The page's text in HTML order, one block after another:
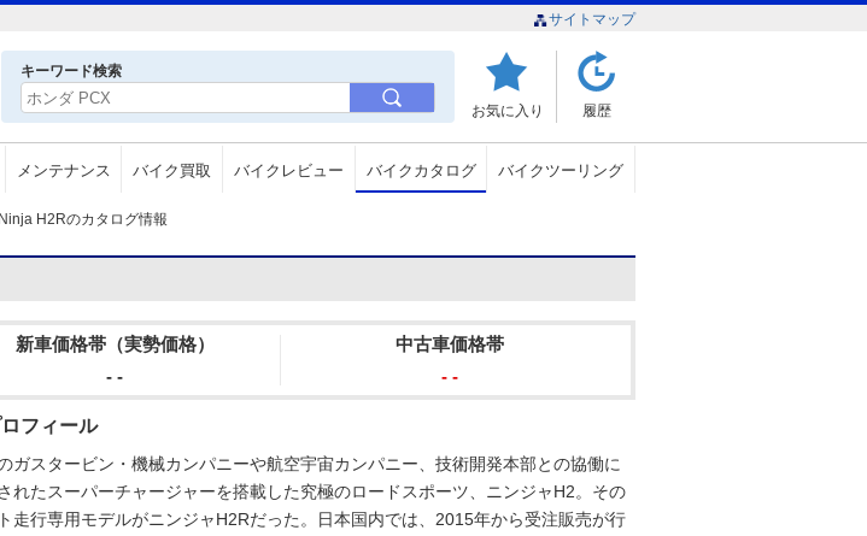
サイトマップ
キーワード検索
お気に入り 履歴
メンテナンス バイク買取 バイクレビュー バイクカタログ バイクツーリング
Ninja H2Rのカタログ情報
新車価格帯（実勢価格）
- -
中古車価格帯
- -
フィール
ガスタービン・機械カンパニーや航空宇宙カンパニー、技術開発本部との協働に
れたスーパーチャージャーを搭載した究極のロードスポーツ、ニンジャH2。その
走行専用モデルがニンジャH2Rだった。日本国内では、2015年から受注販売が行